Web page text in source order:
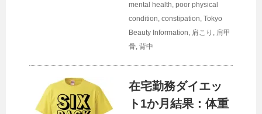
mental health, poor physical
condition, constipation, Tokyo
Beauty Information, 肩こり , 肩甲
骨, 背中
在宅勤務ダイエッ
ト1か月結果：体重